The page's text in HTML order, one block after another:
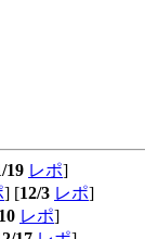
19 レポ]
] [12/3 レポ]
レポ]